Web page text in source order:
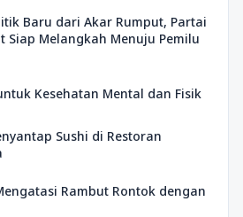
Baru dari Akar Rumput, Partai
Siap Melangkah Menuju Pemilu
Kesehatan Mental dan Fisik
Sushi di Restoran
Rambut Rontok dengan